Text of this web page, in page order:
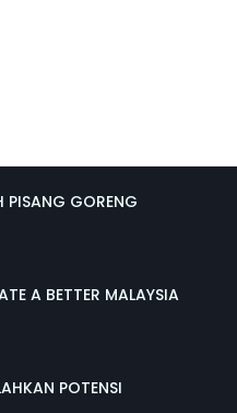
PISANG GORENG
A BETTER MALAYSIA
POTENSI